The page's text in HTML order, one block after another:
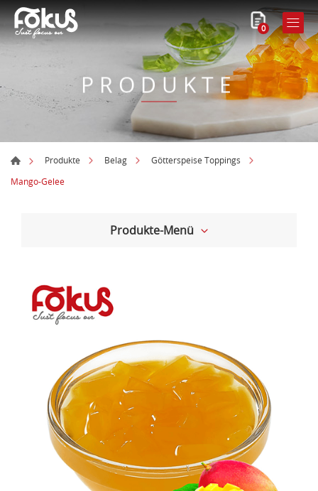
0
PRODUKTE
Produkte Belag
Götterspeise Toppings
Mango-Gelee
Produkte-Menü